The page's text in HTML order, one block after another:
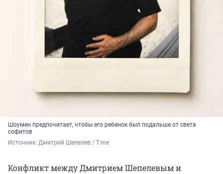
Шоумен предпочитает, чтобы его ребенок был подальше от света
софитов
Источник: Дмитрий Шепелев / T.me
Конфликт между Дмитрием Шепелевым и